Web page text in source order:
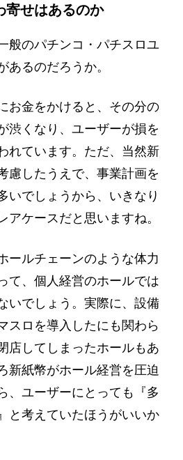
寄せはあるのか
般のパチンコ・パチスロユ
あるのだろうか。
お金をかけると、その分の
渋くなり、ユーザーが損を
れています。ただ、当然新
慮したうえで、事業計画を
いでしょうから、いきなり
アケースだと思いますね。
ールチェーンのような体力
て、個人経営のホールでは
いでしょう。実際に、設備
スロを導入したにも関わら
店してしまったホールもあ
新紙幣がホール経営を圧迫
、ユーザーにとっても『多
と考えていたほうがいいか